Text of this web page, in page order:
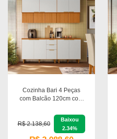
Cozinha Bari 4 Peças
com Balcão 120cm com
R$ 2.138,60
Baixou
2.34%